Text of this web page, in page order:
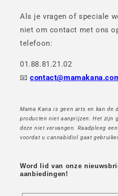
Als je vragen of speciale
niet om contact met ons
telefoon:
01.88.81.21.02
📧
Mama Kana is geen arts en kan de
producten niet aanprijzen. Het zijn
deze niet vervangen. Raadpleeg
voordat u cannabidiol gaat
Word lid van onze
aanbiedingen!